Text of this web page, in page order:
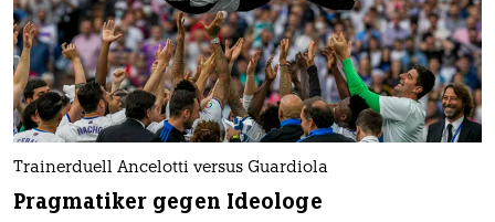
Trainerduell Ancelotti versus Guardiola
Pragmatiker gegen Ideologe